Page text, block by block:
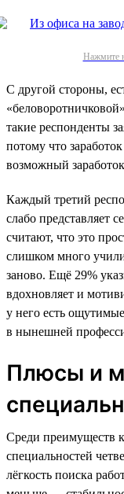
Нажмите
С другой стороны,
такие респонденты
потому что
возможный
Каждый третий
слабо представляет
считают, что это
слишком много
заново. Ещё 29%
вдохновляет и
у него есть
в нынешней
Плюсы и
Среди преимуществ
специальностей
лёгкость поиска